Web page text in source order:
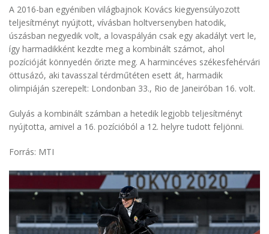
A 2016-ban egyéniben világbajnok Kovács kiegyensúlyozott
teljesítményt nyújtott, vívásban holtversenyben hatodik,
úszásban negyedik volt, a lovaspályán csak egy akadályt vert le,
így harmadikként kezdte meg a kombinált számot, ahol
pozícióját könnyedén őrizte meg. A harmincéves székesfehérvári
öttusázó, aki tavasszal térdműtéten esett át, harmadik
olimpiáján szerepelt: Londonban 33., Rio de Janeiróban 16. volt.
Gulyás a kombinált számban a hetedik legjobb teljesítményt
nyújtotta, amivel a 16. pozícióból a 12. helyre tudott feljönni.
Forrás: MTI